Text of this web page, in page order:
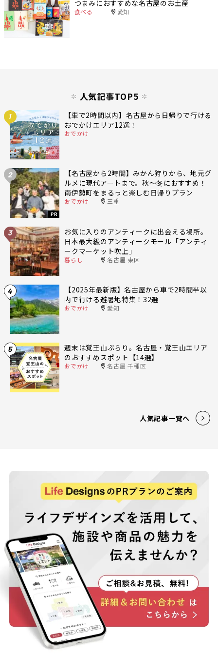
つまみにおすすめな名古屋のお土産
食べる 愛知
人気記事TOP5
1
【車で2時間以内】名古屋から日帰りで行ける
おでかけエリア12選！
おでかけ
2
PR
【名古屋から2時間】みかん狩りから、地元グ
ルメに現代アートまで。秋〜冬におすすめ！
南伊勢町をまるっと楽しむ日帰りプラン
おでかけ 三重
3
お気に入りのアンティークに出会える場所。
日本最大級のアンティークモール「アンティ
ークマーケット吹上」
暮らし 名古屋 東区
4
【2025年最新版】名古屋から車で2時間半以
内で行ける避暑地特集！32選
おでかけ 愛知
5
週末は覚王山ぶらり。名古屋・覚王山エリア
のおすすめスポット【14選】
おでかけ 名古屋 千種区
人気記事一覧へ